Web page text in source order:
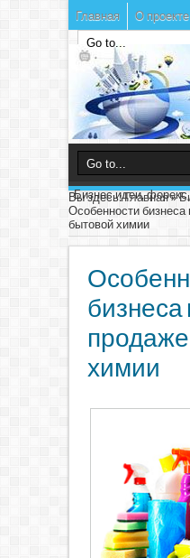
Главная О проекте
Бизнес идеи,
Вы здесь:Главная»
Особенности бизнеса
бытовой химии
бизнеса
химии